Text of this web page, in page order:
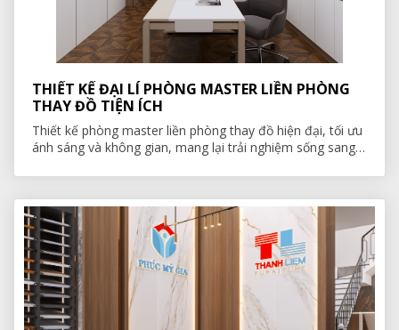
THIẾT KẾ ĐẠI LÍ PHÒNG MASTER LIỀN PHÒNG
THAY ĐỒ TIỆN ÍCH
Thiết kế phòng master liền phòng thay đồ hiện đại, tối ưu
ánh sáng và không gian, mang lại trải nghiệm sống sang